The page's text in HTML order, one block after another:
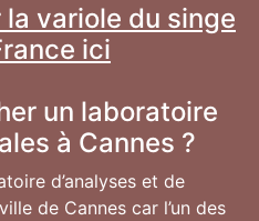
variole du singe
ici
un laboratoire
à Cannes ?
d’analyses et de
de Cannes car l’un des